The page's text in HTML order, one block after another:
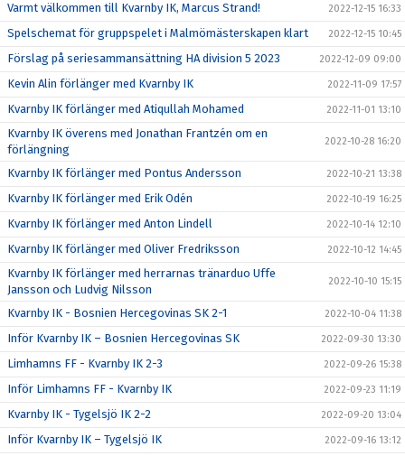
Varmt välkommen till Kvarnby IK, Marcus Strand! 2022-12-15 16:33
Spelschemat för gruppspelet i Malmömästerskapen klart 2022-12-15 10:45
Förslag på seriesammansättning HA division 5 2023 2022-12-09 09:00
Kevin Alin förlänger med Kvarnby IK 2022-11-09 17:57
Kvarnby IK förlänger med Atiqullah Mohamed 2022-11-01 13:10
Kvarnby IK överens med Jonathan Frantzén om en
förlängning
2022-10-28 16:20
Kvarnby IK förlänger med Pontus Andersson 2022-10-21 13:38
Kvarnby IK förlänger med Erik Odén 2022-10-19 16:25
Kvarnby IK förlänger med Anton Lindell 2022-10-14 12:10
Kvarnby IK förlänger med Oliver Fredriksson 2022-10-12 14:45
Kvarnby IK förlänger med herrarnas tränarduo Uffe
Jansson och Ludvig Nilsson
2022-10-10 15:15
Kvarnby IK - Bosnien Hercegovinas SK 2-1 2022-10-04 11:38
Inför Kvarnby IK – Bosnien Hercegovinas SK 2022-09-30 13:30
Limhamns FF - Kvarnby IK 2-3 2022-09-26 15:38
Inför Limhamns FF - Kvarnby IK 2022-09-23 11:19
Kvarnby IK - Tygelsjö IK 2-2 2022-09-20 13:04
Inför Kvarnby IK – Tygelsjö IK 2022-09-16 13:12